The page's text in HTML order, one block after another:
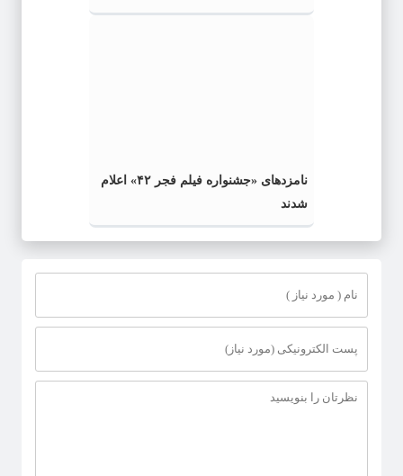
نامزدهای «جشنواره فیلم فجر ۴۲» اعلام
شدند